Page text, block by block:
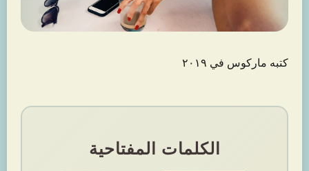
كتبه ماركوس في ٢٠١٩
الكلمات المفتاحية